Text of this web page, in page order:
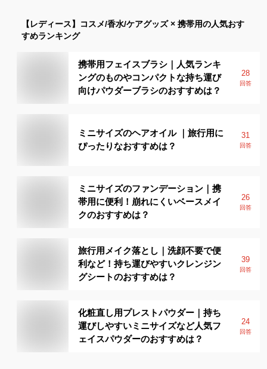
【レディース】 コスメ/香水/ケアグッズ × 携帯用の人気おす
すめランキング
携帯用フェイスブラシ｜人気ランキ
ングのものやコンパクトな持ち運び
向けパウダーブラシのおすすめは？
28
回答
ミニサイズのヘアオイル ｜旅行用に
ぴったりなおすすめは？
31
回答
ミニサイズのファンデーション｜携
帯用に便利！崩れにくいベースメイ
クのおすすめは？
26
回答
旅行用メイク落とし｜洗顔不要で便
利など！持ち運びやすいクレンジン
グシートのおすすめは？
39
回答
化粧直し用プレストパウダー｜持ち
運びしやすいミニサイズなど人気フ
ェイスパウダーのおすすめは？
24
回答